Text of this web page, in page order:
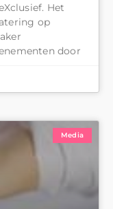
Het
op
door
Media